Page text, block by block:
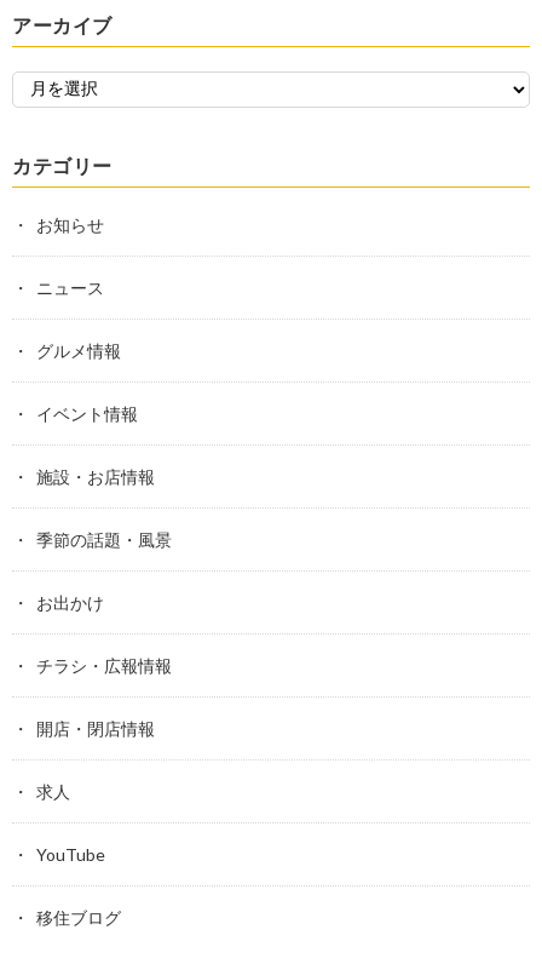
アーカイブ
カテゴリー
お知らせ
ニュース
グルメ情報
イベント情報
施設・お店情報
季節の話題・風景
お出かけ
チラシ・広報情報
開店・閉店情報
求人
YouTube
移住ブログ